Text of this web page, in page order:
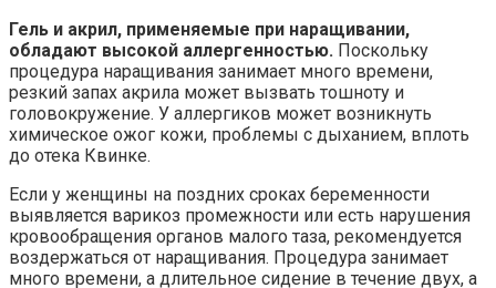
Гель и акрил, применяемые при наращивании,
обладают высокой аллергенностью. Поскольку
процедура наращивания занимает много времени,
резкий запах акрила может вызвать тошноту и
головокружение. У аллергиков может возникнуть
химическое ожог кожи, проблемы с дыханием, вплоть
до отека Квинке.
Если у женщины на поздних сроках беременности
выявляется варикоз промежности или есть нарушения
кровообращения органов малого таза, рекомендуется
воздержаться от наращивания. Процедура занимает
много времени, а длительное сидение в течение двух, а